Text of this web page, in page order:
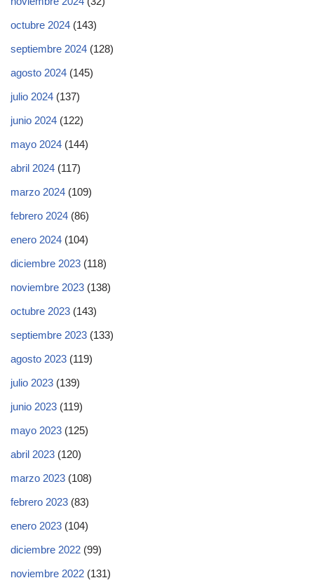
octubre 2024 (143)
septiembre 2024 (128)
agosto 2024 (145)
julio 2024 (137)
junio 2024 (122)
mayo 2024 (144)
abril 2024 (117)
marzo 2024 (109)
febrero 2024 (86)
enero 2024 (104)
diciembre 2023 (118)
noviembre 2023 (138)
octubre 2023 (143)
septiembre 2023 (133)
agosto 2023 (119)
julio 2023 (139)
junio 2023 (119)
mayo 2023 (125)
abril 2023 (120)
marzo 2023 (108)
febrero 2023 (83)
enero 2023 (104)
diciembre 2022 (99)
noviembre 2022 (131)